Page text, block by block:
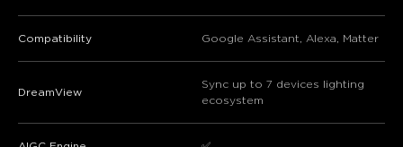
Compatibility Google Assistant, Alexa, Matter
​​DreamView​​
Sync up to 7 devices lighting
ecosystem